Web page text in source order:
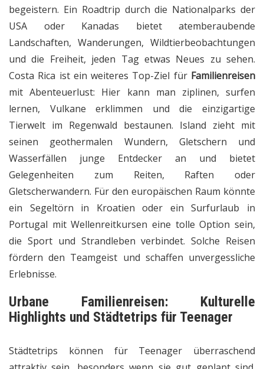
begeistern. Ein Roadtrip durch die Nationalparks der
USA oder Kanadas bietet atemberaubende
Landschaften, Wanderungen, Wildtierbeobachtungen
und die Freiheit, jeden Tag etwas Neues zu sehen.
Costa Rica ist ein weiteres Top-Ziel für Familienreisen
mit Abenteuerlust: Hier kann man ziplinen, surfen
lernen, Vulkane erklimmen und die einzigartige
Tierwelt im Regenwald bestaunen. Island zieht mit
seinen geothermalen Wundern, Gletschern und
Wasserfällen junge Entdecker an und bietet
Gelegenheiten zum Reiten, Raften oder
Gletscherwandern. Für den europäischen Raum könnte
ein Segeltörn in Kroatien oder ein Surfurlaub in
Portugal mit Wellenreitkursen eine tolle Option sein,
die Sport und Strandleben verbindet. Solche Reisen
fördern den Teamgeist und schaffen unvergessliche
Erlebnisse.
Urbane Familienreisen: Kulturelle
Highlights und Städtetrips für Teenager
Städtetrips können für Teenager überraschend